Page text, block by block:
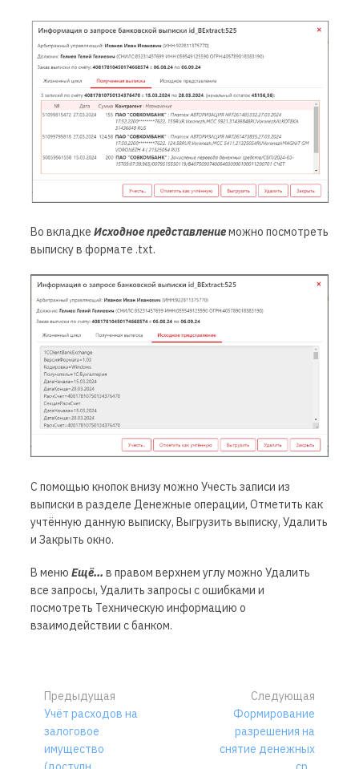
Во вкладке Исходное представлениеможно посмотреть
выписку в формате .txt.
С помощью кнопок внизуможно Учесть записи из
выписки в разделе Денежные операции, Отметить как
учтённую данную выписку, Выгрузить выписку, Удалить
и Закрыть окно.
В меню Ещё... в правом верхнем углу можно Удалить
все запросы, Удалить запросы с ошибками и
посмотреть Техническую информацию о
взаимодействии с банком.
Предыдущая
Учёт расходов на
залоговое
имущество
Следующая
Формирование
разрешения на
снятие денежных